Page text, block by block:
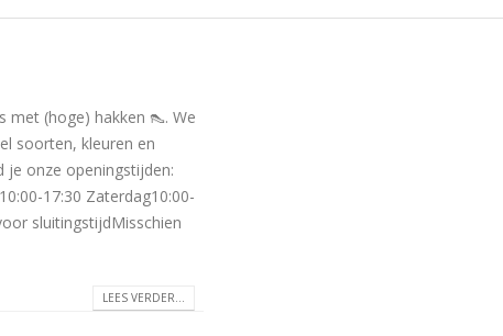
met (hoge) hakken 👠. We
soorten, kleuren en
je onze openingstijden:
17:30 Zaterdag10:00-
sluitingstijdMisschien
LEES VERDER...